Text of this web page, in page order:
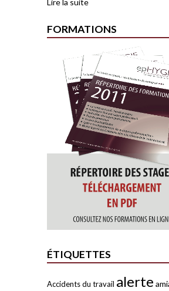
FORMATIONS
ÉTIQUETTES
Accidents du travail alerte